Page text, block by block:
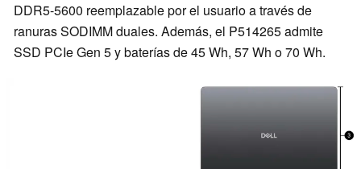
DDR5-5600 reemplazable por el usuario a través de
ranuras SODIMM duales. Además, el P514265 admite
SSD PCIe Gen 5 y baterías de 45 Wh, 57 Wh o 70 Wh.